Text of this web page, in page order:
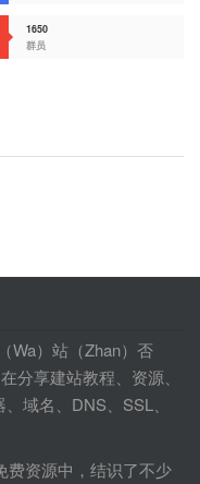
1650
群员
Wa）站（Zhan）否
分享建站教程、资源、
域名、DNS、SSL、
费资源中，结识了不少